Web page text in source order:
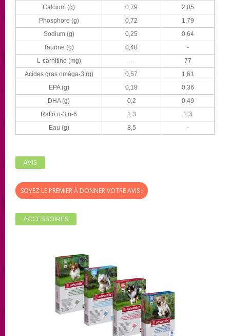
Calcium (g)
0,79
2,05
Phosphore (g)
0,72
1,79
Sodium (g)
0,25
0,64
Taurine (g)
0,48
-
L-carnitine (mg)
-
77
Acides gras oméga-3 (g)
0,57
1,61
EPA (g)
0,18
0,36
DHA (g)
0,2
0,49
Ratio n-3:n-6
1:3
1:3
Eau (g)
8,5 -
AVIS
SOYEZ LE PREMIER À DONNER VOTRE AVIS !
ACCESSOIRES